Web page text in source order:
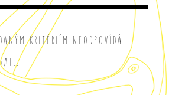
kritériím neodpovídá